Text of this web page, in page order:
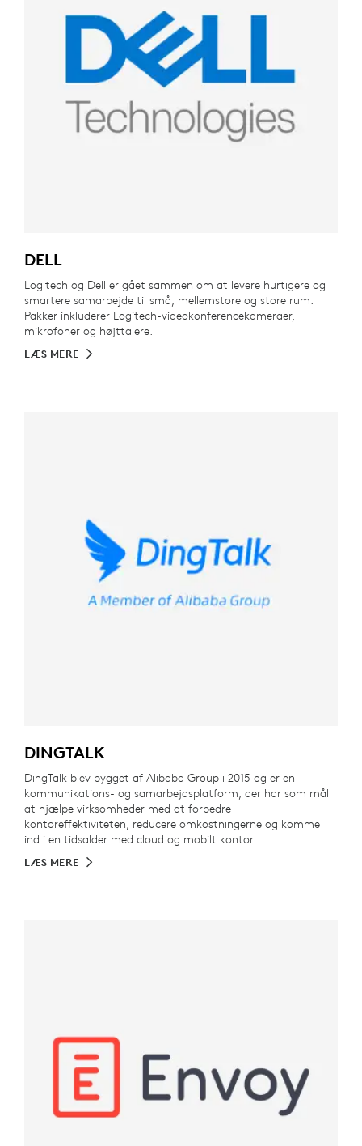
DELL
Logitech og Dell er gået sammen om at levere hurtigere og
smartere samarbejde til små, mellemstore og store rum.
Pakker inkluderer Logitech-videokonferencekameraer,
mikrofoner og højttalere.
LÆS MERE
DINGTALK
DingTalk blev bygget af Alibaba Group i 2015 og er en
kommunikations- og samarbejdsplatform, der har som mål
at hjælpe virksomheder med at forbedre
kontoreffektiviteten, reducere omkostningerne og komme
ind i en tidsalder med cloud og mobilt kontor.
LÆS MERE